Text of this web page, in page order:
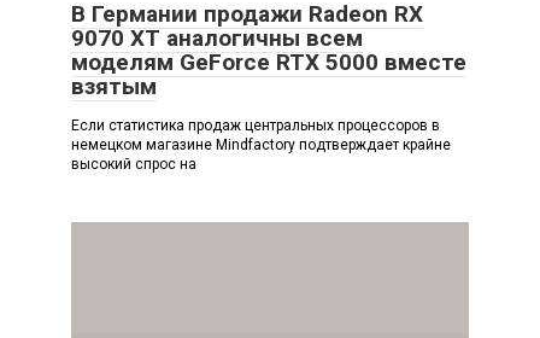
В Германии продажи Radeon RX
9070 XT аналогичны всем
моделям GeForce RTX 5000 вместе
взятым
Если статистика продаж центральных процессоров в
немецком магазине Mindfactory подтверждает крайне
высокий спрос на